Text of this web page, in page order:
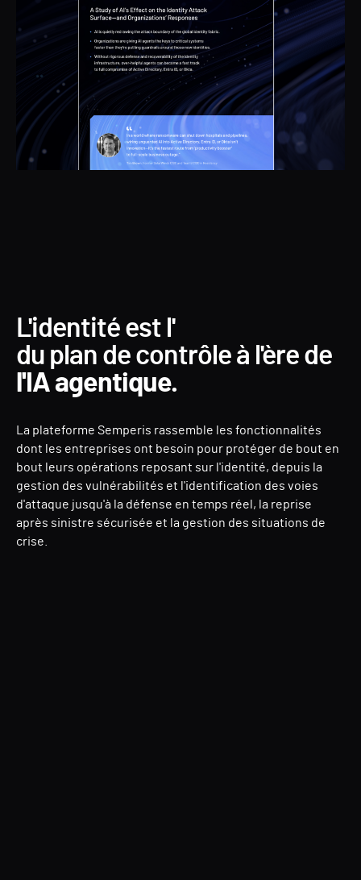
L'identité est l'
du plan de contrôle à l'ère de
l'IA agentique.
La plateforme Semperis rassemble les fonctionnalités
dont les entreprises ont besoin pour protéger de bout en
bout leurs opérations reposant sur l'identité, depuis la
gestion des vulnérabilités et l'identification des voies
d'attaque jusqu'à la défense en temps réel, la reprise
après sinistre sécurisée et la gestion des situations de
crise.